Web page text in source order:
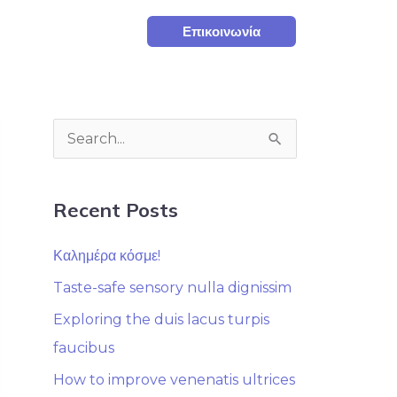
Επικοινωνία
a
c
h
f
o
r
Recent Posts
Καλημέρα κόσμε!
Taste-safe sensory nulla dignissim
Exploring the duis lacus turpis
faucibus
How to improve venenatis ultrices